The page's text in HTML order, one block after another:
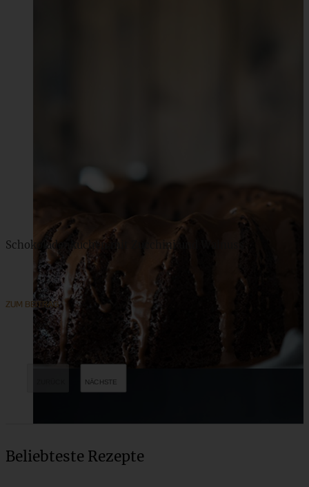
Schokoladenkuchen mit Zucchini und Walnuss
ZUM BEITRAG
Beliebteste Rezepte